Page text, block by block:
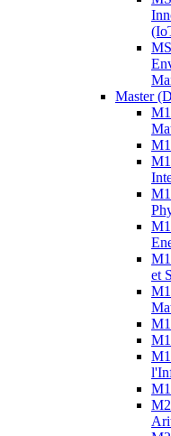
Master
et